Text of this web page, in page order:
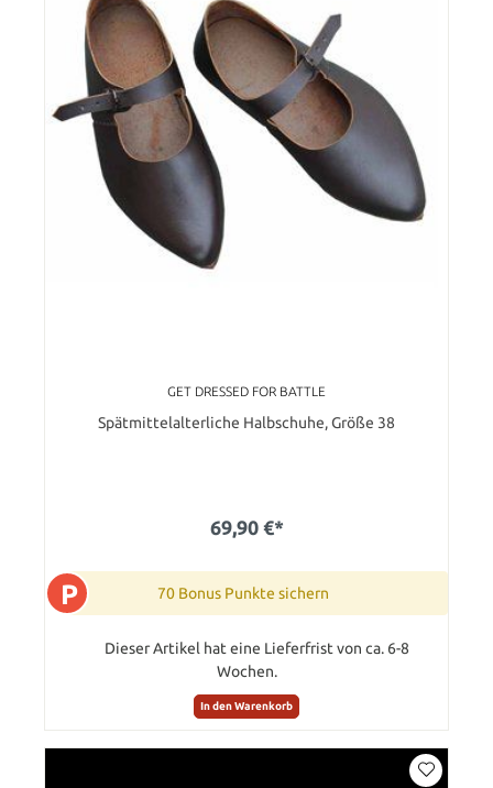
GET DRESSED FOR BATTLE
Spätmittelalterliche Halbschuhe, Größe 38
69,90 €*
P 70 Bonus Punkte sichern
Dieser Artikel hat eine Lieferfrist von ca. 6-8
Wochen.
In den Warenkorb